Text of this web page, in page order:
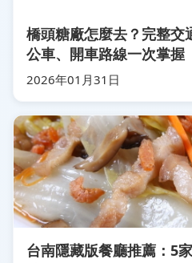
橋頭糖廠怎麼去？完整交
公車、開車路線一次掌握
2026年01月31日
台南隱藏版餐廳推薦：5